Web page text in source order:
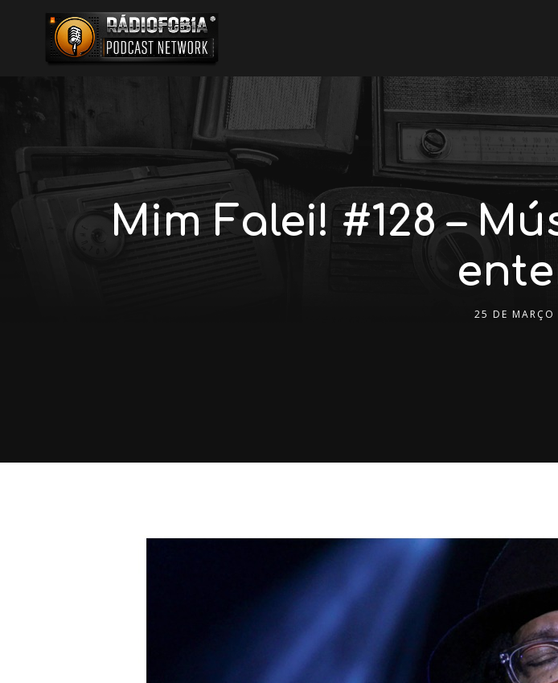
Mim Falei! #128 –
25 DE MARÇO